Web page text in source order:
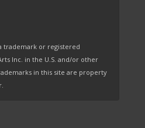
trademark or registered
Inc. in the U.S. and/or other
in this site are property